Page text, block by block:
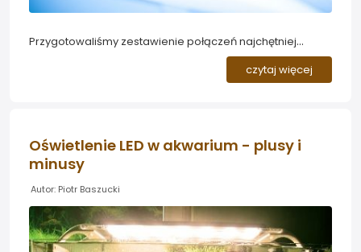
Przygotowaliśmy zestawienie połączeń najchętniej
wybieranych świetlówek do akwarium roślinnego wraz z
przykładami zdjęć akwariów oświetlonych danego typu
czytaj więcej
Oświetlenie LED w akwarium - plusy i
minusy
Autor: Piotr Baszucki